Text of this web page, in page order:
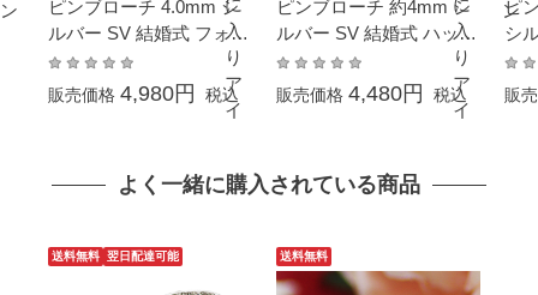
ピンブローチ 4.0mm シ
ルバー SV 結婚式 フォー
マル カジュアル 普段使
い
販売価格 4,980円 税込
ピンブローチ 約4mm シ
ルバー SV 結婚式 ハット
ピン タックピン フォー
マル ホワイト ラウンド
販売価格 4,480円 税込
ピ
シ
葬
ピ
販
よく一緒に購入されている商品
送料無料 翌日配達可能 送料無料